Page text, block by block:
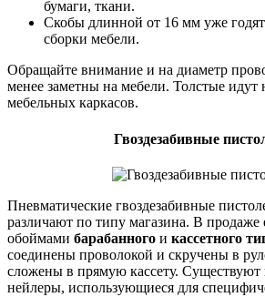
бумаги, ткани.
Скобы длинной от 16 мм уже
сборки мебели.
Обращайте внимание и на диаметр
менее заметны на мебели. Толстые идут
мебельных каркасов.
Гвоздезабивные
Пневматические гвоздезабивные
различают по типу магазина. В продаже
обоймами барабанного и кассетного
соединены проволокой и скручены в
сложены в прямую кассету. Существуют
нейлеры, использующиеся для